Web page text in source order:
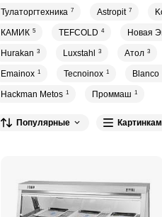
Тулаторгтехника 7 Astropit 7
КАМИК 5 TEFCOLD 4 Новая
Hurakan 3 Luxstahl 3 Атол 3
Emainox 1 Tecnoinox 1 Blanco
Hackman Metos 1 Проммаш 1
Популярные